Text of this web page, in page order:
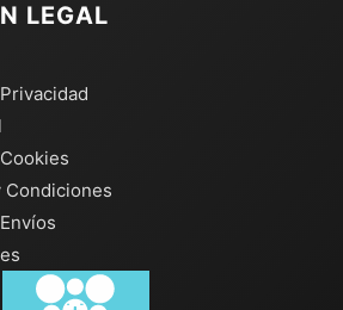
LEGAL
Condiciones